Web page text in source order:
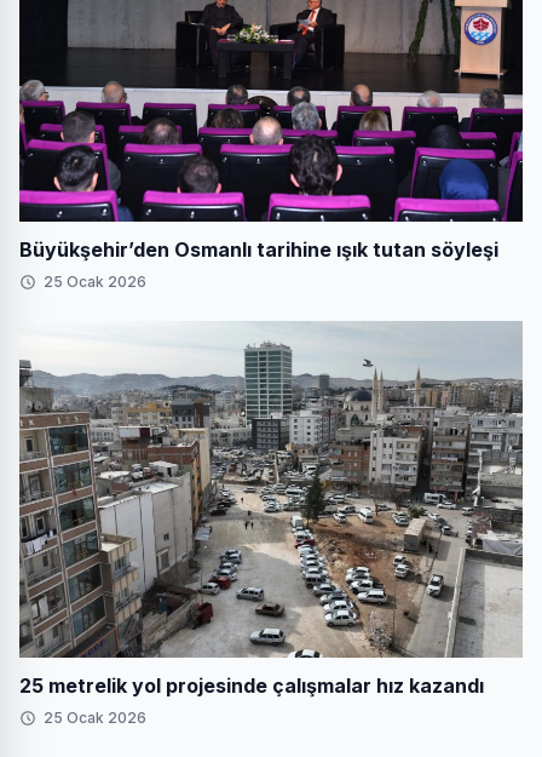
Büyükşehir’den Osmanlı tarihine ışık tutan söyleşi
25 Ocak 2026
25 metrelik yol projesinde çalışmalar hız kazandı
25 Ocak 2026